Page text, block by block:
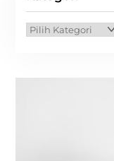
Kategori